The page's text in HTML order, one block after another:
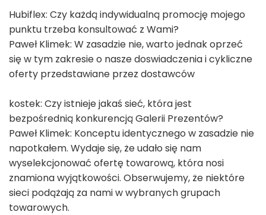
Hubiflex: Czy każdą indywidualną promocję mojego
punktu trzeba konsultować z Wami?
Paweł Klimek: W zasadzie nie, warto jednak oprzeć
się w tym zakresie o nasze doswiadczenia i cykliczne
oferty przedstawiane przez dostawców
kostek: Czy istnieje jakaś sieć, która jest
bezpośrednią konkurencją Galerii Prezentów?
Paweł Klimek: Konceptu identycznego w zasadzie nie
napotkałem. Wydaje się, że udało się nam
wyselekcjonować ofertę towarową, która nosi
znamiona wyjątkowości. Obserwujemy, że niektóre
sieci podążają za nami w wybranych grupach
towarowych.